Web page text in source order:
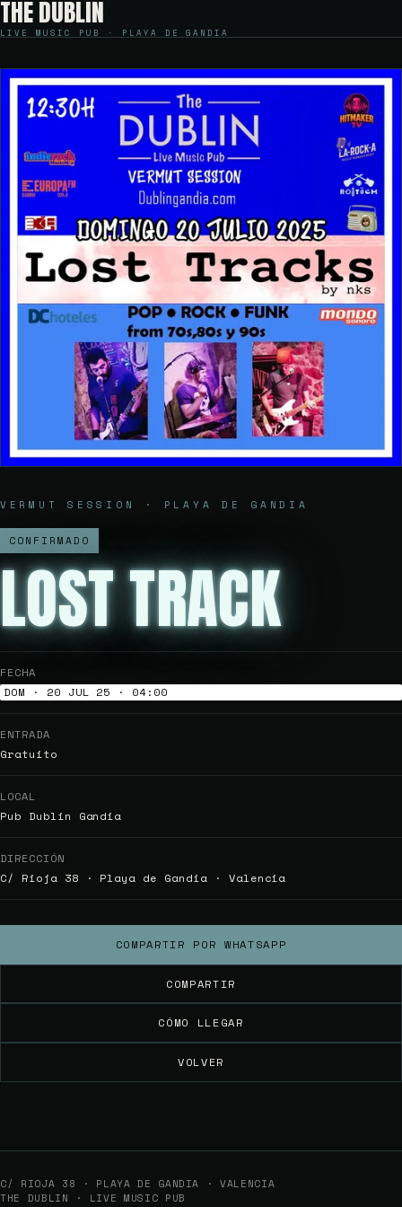
THE DUBLIN
LIVE MUSIC PUB · PLAYA DE GANDIA
VERMUT SESSION · PLAYA DE GANDIA
CONFIRMADO
LOST TRACK
FECHA
DOM · 20 JUL 25 · 04:00
ENTRADA
Gratuito
LOCAL
Pub Dublin Gandia
DIRECCIÓN
C/ Rioja 38 · Playa de Gandia · Valencia
COMPARTIR POR WHATSAPP
COMPARTIR
CÓMO LLEGAR
VOLVER
C/ RIOJA 38 · PLAYA DE GANDIA · VALENCIA
THE DUBLIN · LIVE MUSIC PUB